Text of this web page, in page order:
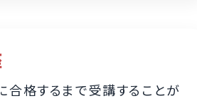
合格するまで受講することが